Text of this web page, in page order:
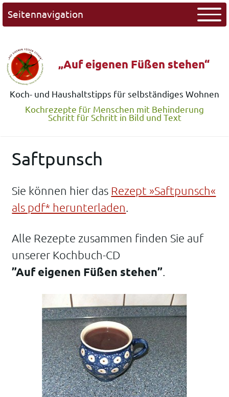
Seitennavigation
„Auf eigenen Füßen stehen“
Koch- und Haushaltstipps für selbständiges Wohnen
Kochrezepte für Menschen mit Behinderung
Schritt für Schritt in Bild und Text
Saftpunsch
Sie können hier das Rezept »Saftpunsch«
als pdf* herunterladen.
Alle Rezepte zusammen finden Sie auf
unserer Kochbuch-CD
”Auf eigenen Füßen stehen”.